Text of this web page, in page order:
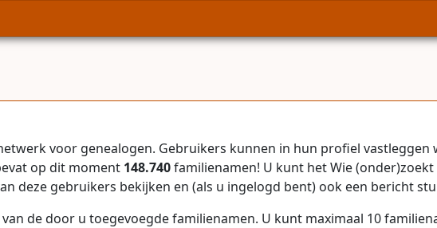
voor genealogen. Gebruikers kunnen in hun profiel
op dit moment 148.740familienamen! U kunt het Wie
deze gebruikers bekijken en (als u ingelogd bent) ook een bericht
de door u toegevoegde familienamen. U kunt maximaal 10